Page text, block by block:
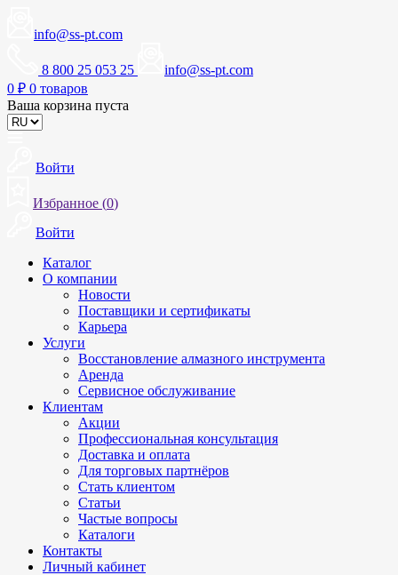
info@ss-pt.com
8 800 25 053 25
info@ss-pt.com
0 ₽ 0 товаров
Ваша корзина пуста
Войти
Избранное (0)
Войти
Каталог
О компании
Новости
Поставщики и сертификаты
Карьера
Услуги
Восстановление алмазного инструмента
Аренда
Сервисное обслуживание
Клиентам
Акции
Профессиональная консультация
Доставка и оплата
Для торговых партнёров
Стать клиентом
Статьи
Частые вопросы
Каталоги
Контакты
Личный кабинет